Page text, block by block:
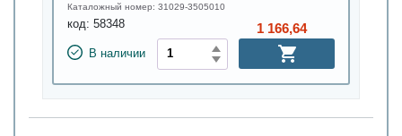
Каталожный номер: 31029-3505010
код: 58348
В наличии
1 166,64